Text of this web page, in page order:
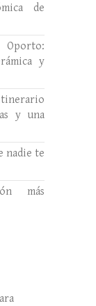
de
y
y una
nadie te
más